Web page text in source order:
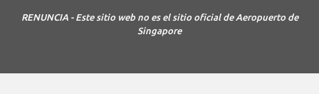
RENUNCIA - Este sitio web no es el sitio oficial de Aeropuerto de
Singapore